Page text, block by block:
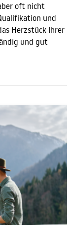
oft nicht
und
Herzstück Ihrer
und gut